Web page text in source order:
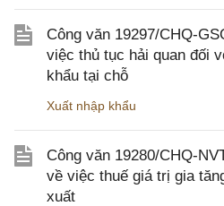
Công văn 19297/CHQ-
việc thủ tục hải quan đối
khẩu tại chỗ
Xuất nhập khẩu
Công văn 19280/CHQ-
về việc thuế giá trị gia
xuất